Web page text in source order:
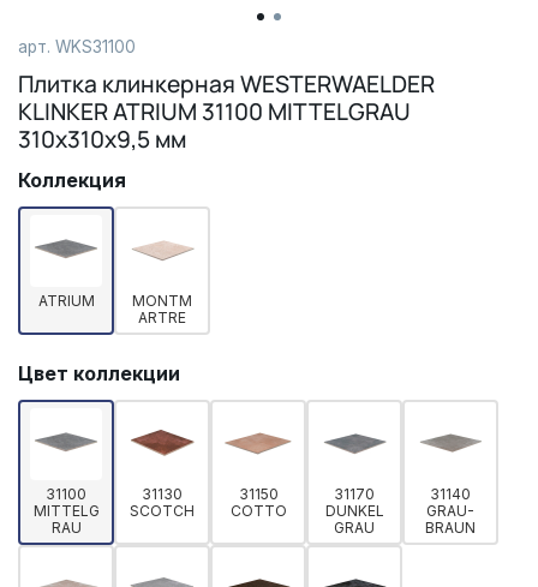
арт. WKS31100
Плитка клинкерная WESTERWAELDER
KLINKER ATRIUM 31100 MITTELGRAU
310х310х9,5 мм
Коллекция
ATRIUM
MONTM
ARTRE
Цвет коллекции
31100
MITTELG
RAU
31130
SCOTCH
31150
COTTO
31170
DUNKEL
GRAU
31140
GRAU-
BRAUN